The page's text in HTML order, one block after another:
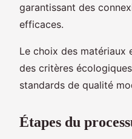
garantissant des
efficaces.
Le choix des matériaux
des critères
standards de qualité
Étapes du